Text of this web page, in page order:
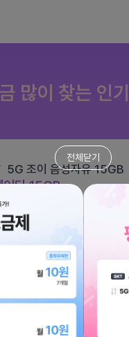
많이 찾는 인
5G 조이 음성자유 15GB
이터15GB
본제공
원
전체닫기